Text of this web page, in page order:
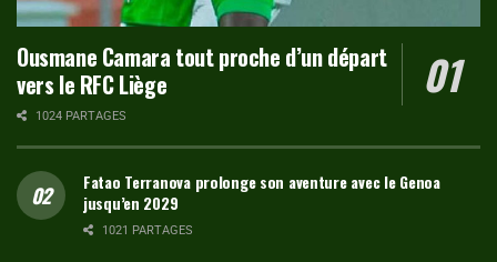
Ousmane Camara tout proche d’un départ
vers le RFC Liège
1024 PARTAGES
Fatao Terranova prolonge son aventure avec le Genoa
jusqu’en 2029
1021 PARTAGES